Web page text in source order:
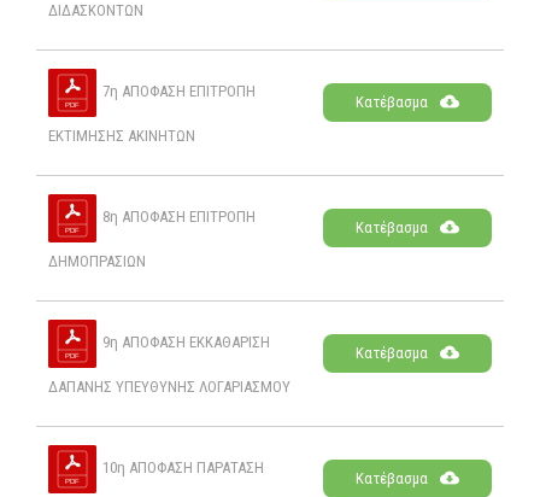
ΔΙΔΑΣΚΟΝΤΩΝ
7η ΑΠΟΦΑΣΗ ΕΠΙΤΡΟΠΗ
ΕΚΤΙΜΗΣΗΣ ΑΚΙΝΗΤΩΝ
Κατέβασμα
8η ΑΠΟΦΑΣΗ ΕΠΙΤΡΟΠΗ
ΔΗΜΟΠΡΑΣΙΩΝ
Κατέβασμα
9η ΑΠΟΦΑΣΗ ΕΚΚΑΘΑΡΙΣΗ
ΔΑΠΑΝΗΣ ΥΠΕΥΘΥΝΗΣ ΛΟΓΑΡΙΑΣΜΟΥ
Κατέβασμα
10η ΑΠΟΦΑΣΗ ΠΑΡΑΤΑΣΗ
Κατέβασμα